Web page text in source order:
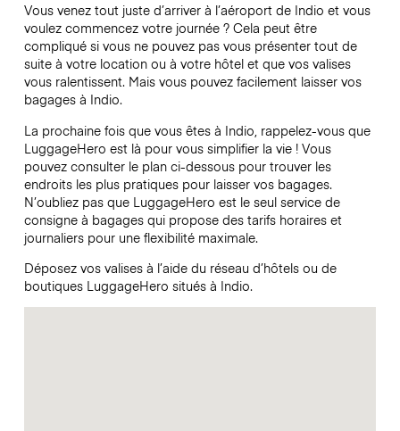
Vous venez tout juste d’arriver à l’aéroport de Indio et vous
voulez commencez votre journée ? Cela peut être
compliqué si vous ne pouvez pas vous présenter tout de
suite à votre location ou à votre hôtel et que vos valises
vous ralentissent. Mais vous pouvez facilement laisser vos
bagages à Indio.
La prochaine fois que vous êtes à Indio, rappelez-vous que
LuggageHero est là pour vous simplifier la vie ! Vous
pouvez consulter le plan ci-dessous pour trouver les
endroits les plus pratiques pour laisser vos bagages.
N’oubliez pas que LuggageHero est le seul service de
consigne à bagages qui propose des tarifs horaires et
journaliers pour une flexibilité maximale.
Déposez vos valises à l’aide du réseau d’hôtels ou de
boutiques LuggageHero situés à Indio.